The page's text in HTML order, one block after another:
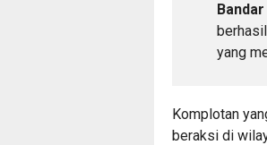
yang
Komplotan
beraksi di